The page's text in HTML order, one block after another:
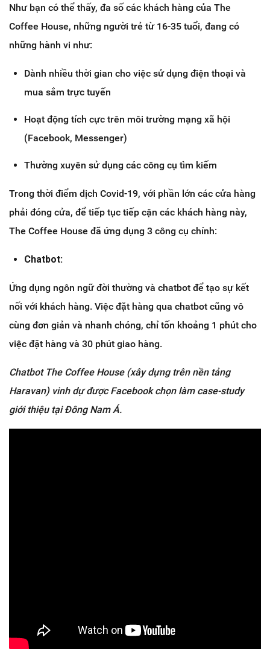
Như bạn có thể thấy, đa số các khách hàng của The
Coffee House, những người trẻ từ 16-35 tuổi, đang có
những hành vi như:
Dành nhiều thời gian cho việc sử dụng điện thoại và
mua sắm trực tuyến
Hoạt động tích cực trên môi trường mạng xã hội
(Facebook, Messenger)
Thường xuyên sử dụng các công cụ tìm kiếm
Trong thời điểm dịch Covid-19, với phần lớn các cửa hàng
phải đóng cửa, để tiếp tục tiếp cận các khách hàng này,
The Coffee House đã ứng dụng 3 công cụ chính:
Chatbot:
Ứng dụng ngôn ngữ đời thường và chatbot để tạo sự kết
nối với khách hàng. Việc đặt hàng qua chatbot cũng vô
cùng đơn giản và nhanh chóng, chỉ tốn khoảng 1 phút cho
việc đặt hàng và 30 phút giao hàng.
Chatbot The Coffee House (xây dựng trên nền tảng
Haravan) vinh dự được Facebook chọn làm case-study
giới thiệu tại Đông Nam Á.